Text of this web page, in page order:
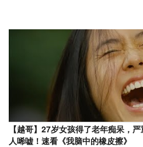
【越哥】27岁女孩得了老年痴呆，
人唏嘘！速看《我脑中的橡皮擦》